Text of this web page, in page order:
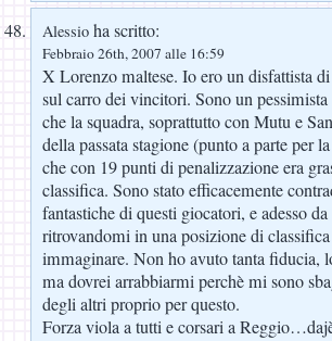
Alessio ha scritto:
Febbraio 26th, 2007 alle 16:59
X Lorenzo maltese. Io ero un disfattista di
sul carro dei vincitori. Sono un
che la squadra, soprattutto con Mutu e
della passata stagione (punto a parte per
che con 19 punti di penalizzazione era
classifica. Sono stato efficacemente
fantastiche di questi giocatori, e adesso
ritrovandomi in una posizione di
immaginare. Non ho avuto tanta
ma dovrei arrabbiarmi perchè mi sono
degli altri proprio per questo.
Forza viola a tutti e corsari a